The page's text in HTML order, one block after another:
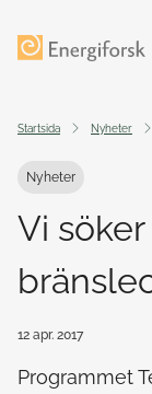
Startsida Nyheter
Nyheter
Vi
12 apr. 2017
Programmet